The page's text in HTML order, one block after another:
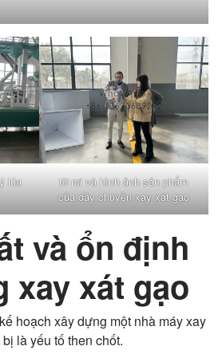
lúa
tờ rơi và hình ảnh sản phẩm
của dây chuyền xay xát gạo
và ổn định
xay xát gạo
hoạch xây dựng một nhà máy xay
là yếu tố then chốt.